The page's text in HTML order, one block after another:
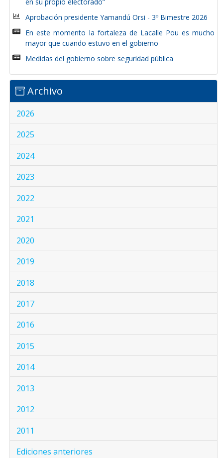
Aprobación presidente Yamandú Orsi - 3º Bimestre 2026
En este momento la fortaleza de Lacalle Pou es mucho
mayor que cuando estuvo en el gobierno
Medidas del gobierno sobre seguridad pública
Archivo
2026
2025
2024
2023
2022
2021
2020
2019
2018
2017
2016
2015
2014
2013
2012
2011
Ediciones anteriores